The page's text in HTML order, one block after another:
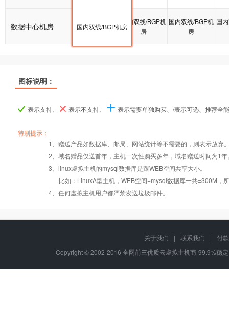
数据中心机房
房
国内双线/BGP机
房
国内双线/BGP机
房
国
国内双线/BGP机房
产品名称
Windows2008 Windows2008 Windows2008
版本:5.2.17/
产品名称
错误页面定义
产品名称
数据定期备份
数据自助恢复
图标说明：
表示支持、 表示不支持、 表示需要单独购买、/表示可选、推荐全
特别提示：
1、赠送产品如数据库、邮局、网站统计等不需要的，则表示放弃
2、域名赠品仅送首年，主机一次性购买多年，域名赠送时间为1年
3、linux虚拟主机的mysql数据库是跟WEB空间共享大小。
比如：LinuxA型主机，WEB空间+mysql数据库一共=300M，
4、任何虚拟主机用户都严禁发送垃圾邮件。
关于我们 | 联系我们 |
付
Copyright © 2002-2016 全网前三优质云虚拟主机商-99.9%稳